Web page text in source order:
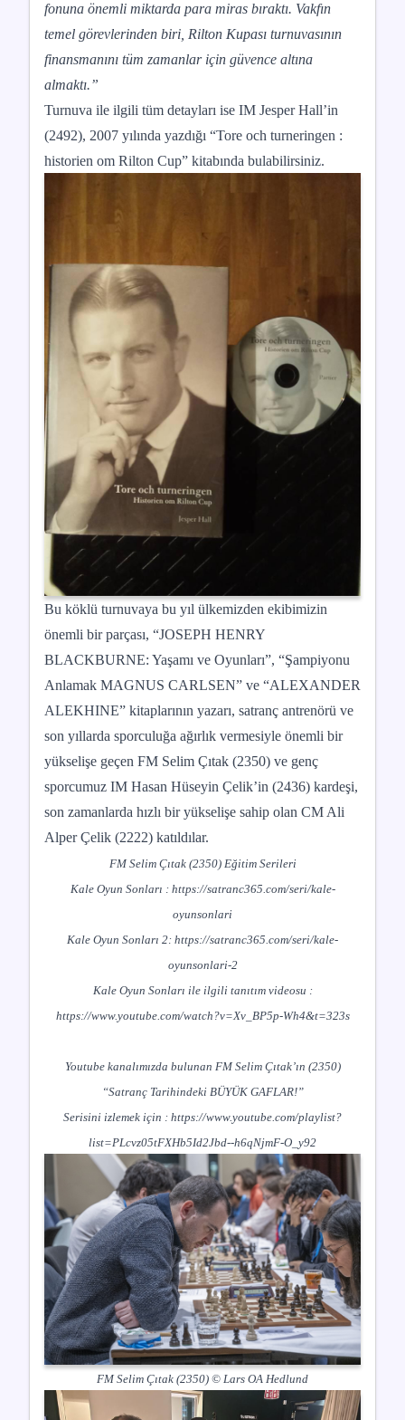
fonuna önemli miktarda para miras bıraktı. Vakfın
temel görevlerinden biri, Rilton Kupası turnuvasının
finansmanını tüm zamanlar için güvence altına
almaktı.”
Turnuva ile ilgili tüm detayları ise IM Jesper Hall’in
(2492), 2007 yılında yazdığı “Tore och turneringen :
historien om Rilton Cup” kitabında bulabilirsiniz.
Bu köklü turnuvaya bu yıl ülkemizden ekibimizin
önemli bir parçası, “JOSEPH HENRY
BLACKBURNE: Yaşamı ve Oyunları”, “Şampiyonu
Anlamak MAGNUS CARLSEN” ve “ALEXANDER
ALEKHINE” kitaplarının yazarı, satranç antrenörü ve
son yıllarda sporculuğa ağırlık vermesiyle önemli bir
yükselişe geçen FM Selim Çıtak (2350) ve genç
sporcumuz IM Hasan Hüseyin Çelik’in (2436) kardeşi,
son zamanlarda hızlı bir yükselişe sahip olan CM Ali
Alper Çelik (2222) katıldılar.
FM Selim Çıtak (2350) Eğitim Serileri
Kale Oyun Sonları : https://satranc365.com/seri/kale-
oyunsonlari
Kale Oyun Sonları 2: https://satranc365.com/seri/kale-
oyunsonlari-2
Kale Oyun Sonları ile ilgili tanıtım videosu :
https://www.youtube.com/watch?v=Xv_BP5p-Wh4&t=323s
Youtube kanalımızda bulunan FM Selim Çıtak’ın (2350)
“Satranç Tarihindeki BÜYÜK GAFLAR!”
Serisini izlemek için : https://www.youtube.com/playlist?
list=PLcvz05tFXHb5Id2Jbd--h6qNjmF-O_y92
FM Selim Çıtak (2350) © Lars OA Hedlund